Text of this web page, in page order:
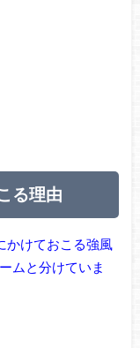
る理由
かけておこる強風
ムと分けていま